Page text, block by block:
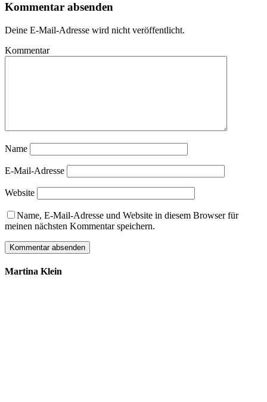
Kommentar absenden
Deine E-Mail-Adresse wird nicht veröffentlicht.
Kommentar
Name
E-Mail-Adresse
Website
Name, E-Mail-Adresse und Website in diesem Browser für
meinen nächsten Kommentar speichern.
Martina Klein